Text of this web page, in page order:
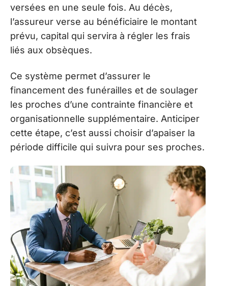
versées en une seule fois. Au décès,
l’assureur verse au bénéficiaire le montant
prévu, capital qui servira à régler les frais
liés aux obsèques.
Ce système permet d’assurer le
financement des funérailles et de soulager
les proches d’une contrainte financière et
organisationnelle supplémentaire. Anticiper
cette étape, c’est aussi choisir d’apaiser la
période difficile qui suivra pour ses proches.